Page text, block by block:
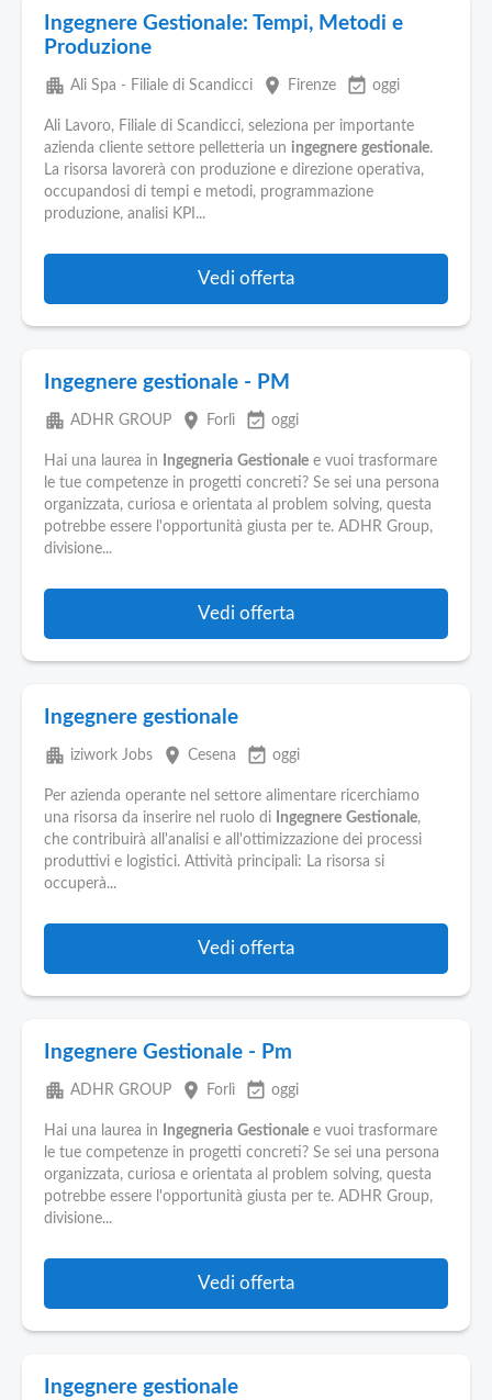
Ingegnere Gestionale: Tempi, Metodi e
Produzione
apartment Ali Spa - Filiale di Scandicci place Firenze event_available oggi
Ali Lavoro, Filiale di Scandicci, seleziona per importante
azienda cliente settore pelletteria un ingegnere gestionale.
La risorsa lavorerà con produzione e direzione operativa,
occupandosi di tempi e metodi, programmazione
produzione, analisi KPI...
Vedi offerta
Ingegnere gestionale - PM
apartment ADHR GROUP place Forlì event_available oggi
Hai una laurea in Ingegneria Gestionale e vuoi trasformare
le tue competenze in progetti concreti? Se sei una persona
organizzata, curiosa e orientata al problem solving, questa
potrebbe essere l'opportunità giusta per te. ADHR Group,
divisione...
Vedi offerta
Ingegnere gestionale
apartment iziwork Jobs place Cesena event_available oggi
Per azienda operante nel settore alimentare ricerchiamo
una risorsa da inserire nel ruolo di
Ingegnere Gestionale,
che contribuirà all'analisi e all'ottimizzazione dei processi
produttivi e logistici. Attività principali: La risorsa si
occuperà...
Vedi offerta
Ingegnere Gestionale - Pm
apartment ADHR GROUP place Forlì event_available oggi
Hai una laurea in Ingegneria Gestionale e vuoi trasformare
le tue competenze in progetti concreti? Se sei una persona
organizzata, curiosa e orientata al problem solving, questa
potrebbe essere l'opportunità giusta per te. ADHR Group,
divisione...
Vedi offerta
Ingegnere gestionale